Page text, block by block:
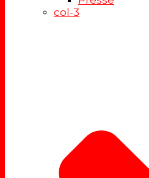
col-3